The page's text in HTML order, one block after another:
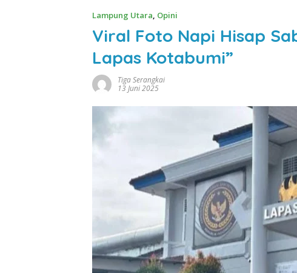
Lampung Utara, Opini
Viral Foto Napi Hisap
Lapas Kotabumi”
Tiga Serangkai
13 Juni 2025